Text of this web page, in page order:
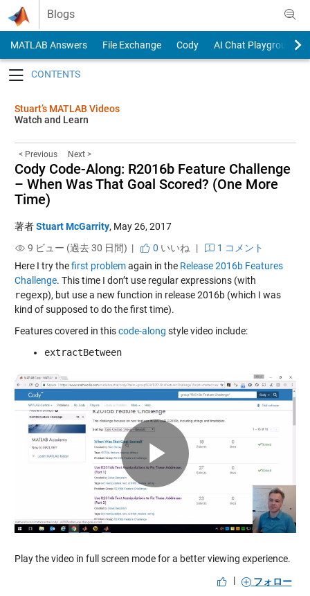
Skip to content
Blogs
MATLAB Answers File Exchange Cody
AI Chat Playground
Stuart’s MATLAB Videos
Watch and Learn
< Previous Next >
Cody Code-Along: R2016b Feature Challenge
– When Was That Goal Scored? (One More
Time)
著者Stuart McGarrity, May 26, 2017
9 ビュー (過去 30 日間) |
0 いいね |
1 コメント
Here I try thefirst problemagain in the Release 2016b Features
Challenge. This time I don’t use regular expressions (with
regexp), but use a new function in release 2016b (which I was
kind of supposed to do the first time).
Features covered in thiscode-along style video include:
extractBetween
Play
Video
Play the video in full screen mode for a better viewing experience.
|
フォロー